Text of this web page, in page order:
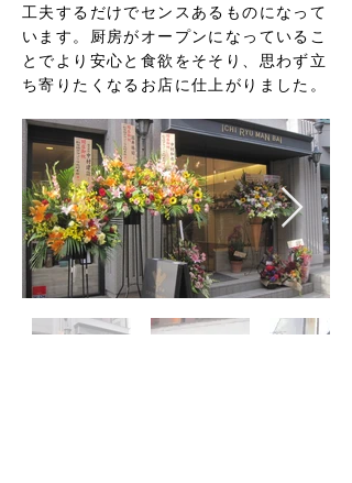
工夫するだけでセンスあるものになって
います。厨房がオープンになっているこ
とでより安心と食欲をそそり、思わず立
ち寄りたくなるお店に仕上がりました。